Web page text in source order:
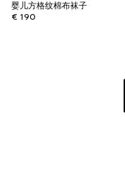
婴儿方格纹棉布袜子
€ 190